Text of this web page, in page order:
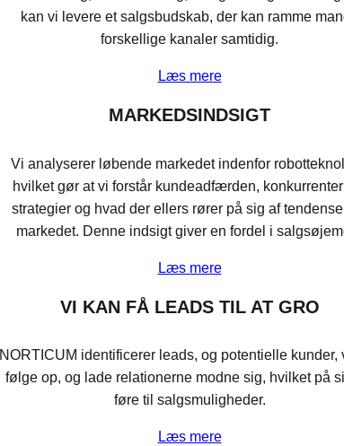
kan vi levere et salgsbudskab, der kan ramme
forskellige kanaler samtidig.
Læs mere
MARKEDSINDSIGT
Vi analyserer løbende markedet indenfor
hvilket gør at vi forstår kundeadfærden,
strategier og hvad der ellers rører på sig af
markedet. Denne indsigt giver en fordel i
Læs mere
VI KAN FÅ LEADS TIL AT GRO
NORTICUM identificerer leads, og potentielle kunder,
følge op, og lade relationerne modne sig, hvilket på
føre til salgsmuligheder.
Læs mere